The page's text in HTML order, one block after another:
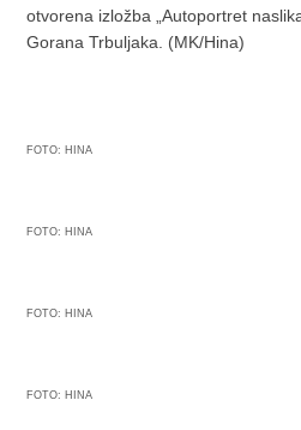
otvorena izložba „Autoportret
Gorana Trbuljaka. (MK/Hina)
FOTO: HINA
FOTO: HINA
FOTO: HINA
FOTO: HINA